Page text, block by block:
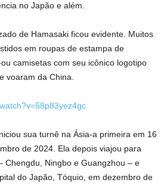
no Japão e além.
de Hamasaki ficou evidente. Muitos
em roupas de estampa de
camisetas com seu icônico logotipo
voaram da China.
sua turnê na Ásia-a primeira em 16
de 2024. Ela depois viajou para
Chengdu, Ningbo e Guangzhou – e
do Japão, Tóquio, em dezembro de